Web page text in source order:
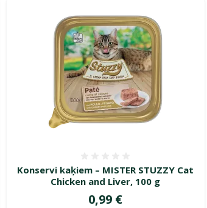
Konservi kaķiem – MISTER STUZZY Cat
Chicken and Liver, 100 g
Cena
0,99 €